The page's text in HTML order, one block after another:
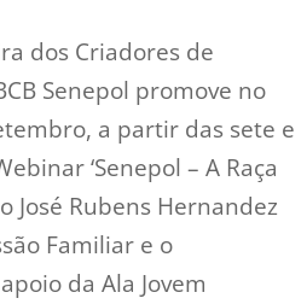
dos Criadores de
Senepol promove no
a partir das sete e
‘Senepol – A Raça
José Rubens Hernandez
Familiar e o
da Ala Jovem